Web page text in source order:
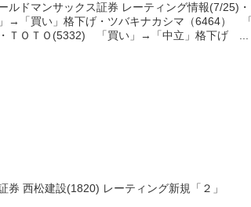
ルドマンサックス証券 レーティング情報(7/25)
→「買い」格下げ・ツバキナカシマ（6464）
ＴＯＴＯ(5332) 「買い」→「中立」格下げ ...
券 西松建設(1820) レーティング新規「２」